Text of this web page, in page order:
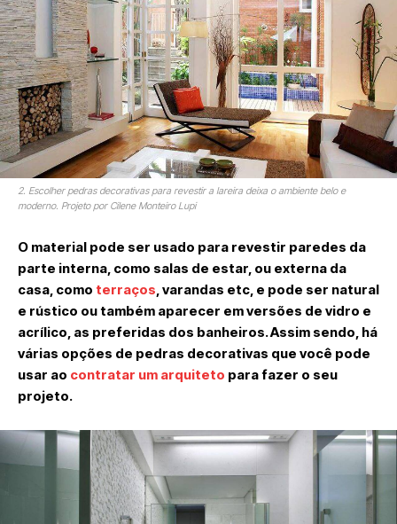
2. Escolher pedras decorativas para revestir a lareira deixa o ambiente belo e
moderno. Projeto por Cilene Monteiro Lupi
O material pode ser usado para revestir paredes da
parte interna, como salas de estar, ou externa da
casa, como terraços , varandas etc, e pode ser natural
e rústico ou também aparecer em versões de vidro e
acrílico, as preferidas dos banheiros. Assim sendo, há
várias opções de pedras decorativas que você pode
usar ao contratar um arquiteto para fazer o seu
projeto.